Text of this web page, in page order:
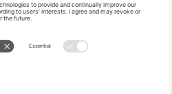
პირი იცვლება